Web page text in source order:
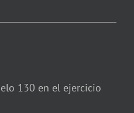
130 en el ejercicio